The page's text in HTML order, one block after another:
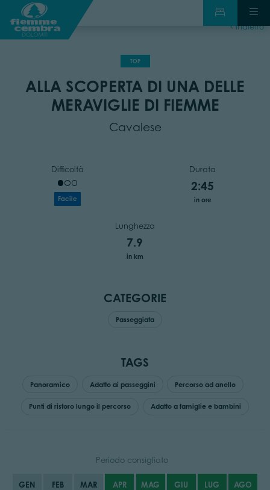
indietro
TOP
ALLA SCOPERTA DI UNA DELLE
MERAVIGLIE DI FIEMME
Cavalese
Difficoltà
Facile
Durata
2:45
in ore
Lunghezza
7.9
in km
CATEGORIE
Passeggiata
TAGS
Panoramico Adatto ai passeggini Percorso ad anello
Punti di ristoro lungo il percorso Adatto a famiglie e bambini
Periodo consigliato
GEN FEB MAR APR MAG GIU LUG AGO